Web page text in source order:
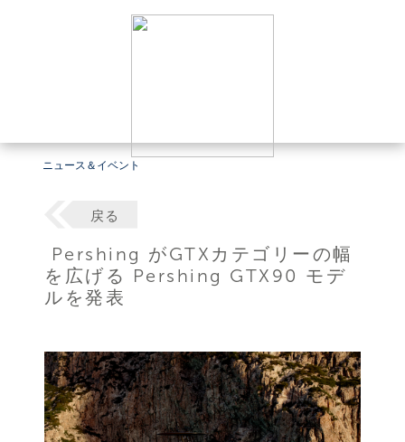
ニュース＆イベント
戻る
Pershing がGTXカテゴリーの幅
を広げる Pershing GTX90 モデ
ルを発表